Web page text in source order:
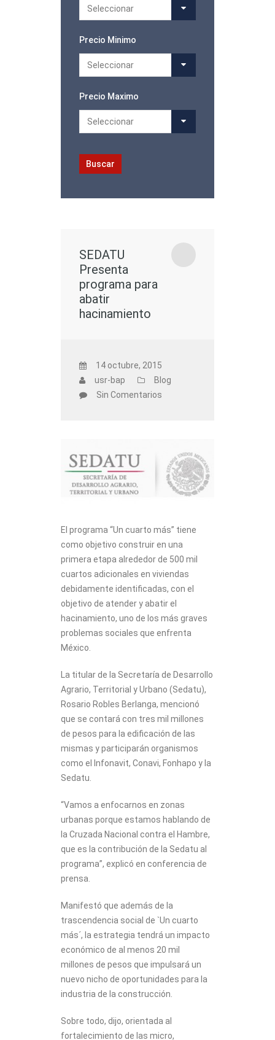
Seleccionar
Precio Minimo
Seleccionar
Precio Maximo
Seleccionar
SEDATU
Presenta
programa para
abatir
hacinamiento
14 octubre, 2015
usr-bap
Blog
Sin Comentarios
El programa “Un cuarto más” tiene
como objetivo construir en una
primera etapa alrededor de 500 mil
cuartos adicionales en viviendas
debidamente identificadas, con el
objetivo de atender y abatir el
hacinamiento, uno de los más graves
problemas sociales que enfrenta
México.
La titular de la Secretaría de Desarrollo
Agrario, Territorial y Urbano (Sedatu),
Rosario Robles Berlanga, mencionó
que se contará con tres mil millones
de pesos para la edificación de las
mismas y participarán organismos
como el Infonavit, Conavi, Fonhapo y la
Sedatu.
“Vamos a enfocarnos en zonas
urbanas porque estamos hablando de
la Cruzada Nacional contra el Hambre,
que es la contribución de la Sedatu al
programa”, explicó en conferencia de
prensa.
Manifestó que además de la
trascendencia social de `Un cuarto
más´, la estrategia tendrá un impacto
económico de al menos 20 mil
millones de pesos que impulsará un
nuevo nicho de oportunidades para la
industria de la construcción.
Sobre todo, dijo, orientada al
fortalecimiento de las micro,